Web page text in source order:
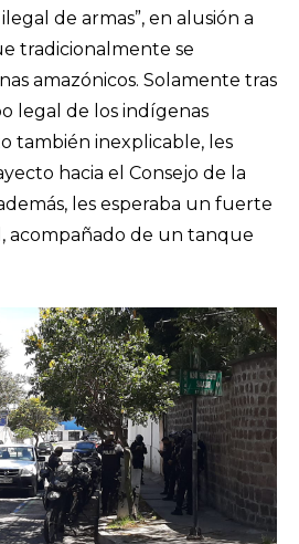
de armas”, en alusión a
tradicionalmente se
amazónicos. Solamente tras
legal de los indígenas
también inexplicable, les
hacia el Consejo de la
les esperaba un fuerte
acompañado de un tanque